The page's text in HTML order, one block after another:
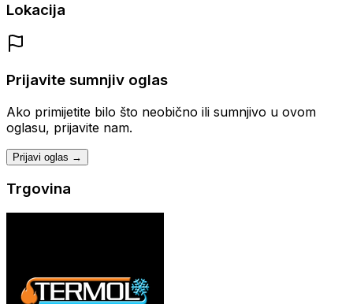
Lokacija
Prijavite sumnjiv oglas
Ako primijetite bilo što neobično ili sumnjivo u ovom
oglasu, prijavite nam.
Prijavi oglas →
Trgovina